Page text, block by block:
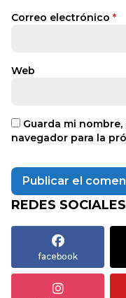
Correo electrónico *
Web
Guarda mi
navegador para la
REDES SOCIALES
facebook